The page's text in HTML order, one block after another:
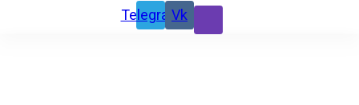
TelegramVk